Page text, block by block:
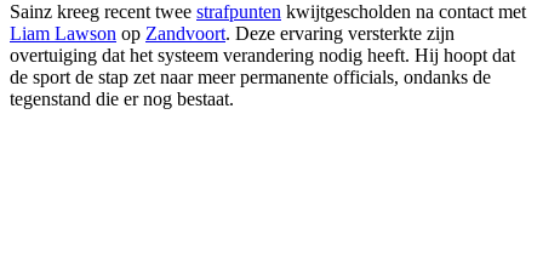
Sainz kreeg recent twee strafpunten kwijtgescholden na contact met
Liam Lawson op Zandvoort. Deze ervaring versterkte zijn
overtuiging dat het systeem verandering nodig heeft. Hij hoopt dat
de sport de stap zet naar meer permanente officials, ondanks de
tegenstand die er nog bestaat.